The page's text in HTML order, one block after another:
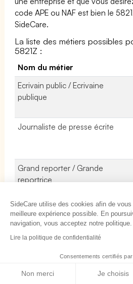
code APE ou NAF est bien le
SideCare.
La liste des métiers possibles
5821Z :
Nom du métier
Ecrivain public / Ecrivaine
publique
Journaliste de presse écrite
Grand reporter / Grande
reportrice
Level designer - jeux web
online
SideCare utilise des cookies afin de
meilleure expérience possible. En
navigation, vous acceptez notre politique.
Lire la politique de confidentialité
Consentements certifiés par
Non merci Je choisis